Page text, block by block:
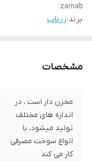
zarnab
برند:زرناب
مشخصات
مخزن دار است ، در
اندازه های مختلف
تولید میشود، با
انواع سوخت مصرفی
کار می کند